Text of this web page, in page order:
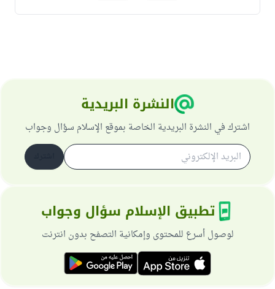
النشرة البريدية
اشترك في النشرة البريدية الخاصة بموقع الإسلام سؤال وجواب
تطبيق الإسلام سؤال وجواب
لوصول أسرع للمحتوى وإمكانية التصفح بدون انترنت